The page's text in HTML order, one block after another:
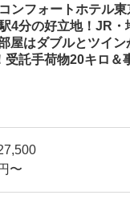
ンフォートホテル
4分の好立地！JR・
屋はダブルとツイ
託手荷物20キロ＆
〜